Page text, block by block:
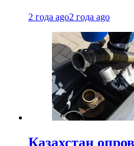
2 года ago2 года ago
Казахстан